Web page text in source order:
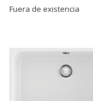
Fuera de existencia